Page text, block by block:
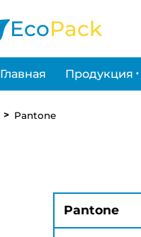
EcoPack
Главная Продукция
Pantone
Pantone